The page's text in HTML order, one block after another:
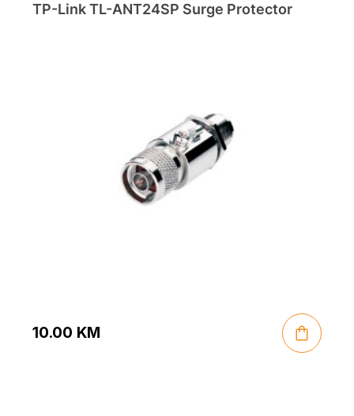
TP-Link TL-ANT24SP Surge Protector
10.00 KM